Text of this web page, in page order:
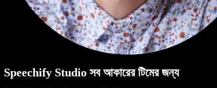
Speechify Studio সব আকারের টিমের জন্য